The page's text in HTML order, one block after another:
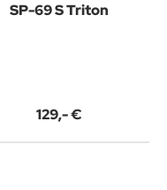
SP-69 S Triton
129,- €